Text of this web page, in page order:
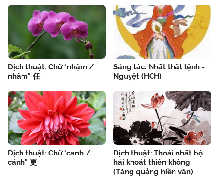
Dịch thuật: Chữ "nhậm /
nhâm" 任
Sáng tác: Nhất thất lệnh -
Nguyệt (HCH)
Dịch thuật: Chữ "canh /
cánh" 更
Dịch thuật: Thoái nhất bộ
hải khoát thiên không
(Tăng quảng hiền văn)